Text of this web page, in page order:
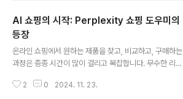
시스템은 개별 에이전트의 능력을 통합하여 보다 복잡한
문제를 효과적으로 해결할 수 있는 강력한 접근법으로 간
주됩니다.최근 다양한 AI 에이전트 및 멀티 에이전트 시스
템을 지원하는 툴과 프레임워크가 개발됨에 따라, AI의 가
I 에이전트 간 협력을 보다 쉽게 구현할 수 있도록 지원하
AI 쇼핑의 시작: Perplexity 쇼핑 도우미의
등장
온라인 쇼핑에서 원하는 제품을 찾고, 비교하고, 구매하는
과정은 종종 시간이 많이 걸리고 복잡합니다. 무수한 리뷰
우리는 많은 시간과 노력을 들여야 하죠. 그러나 인공지능
2 0 2024. 11. 23.